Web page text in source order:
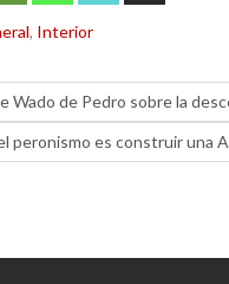
, Interior
Wado de Pedro sobre la
peronismo es construir una